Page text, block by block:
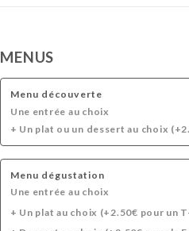
MENUS
Menu découverte
Une entrée au choix
+ Un plat ou un dessert au choix
Menu dégustation
Une entrée au choix
+ Un plat au choix (+2.50€ pour un